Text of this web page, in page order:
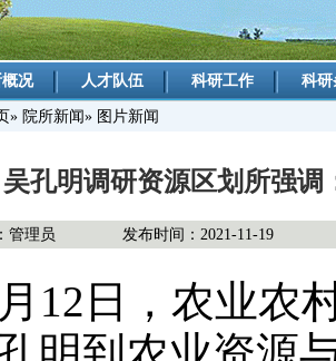
况 人才队伍 科研工作 科
» 院所新闻» 图片新闻
吴孔明调研资源区划所强
管理员 发布时间：2021-11-19
日，农业农村